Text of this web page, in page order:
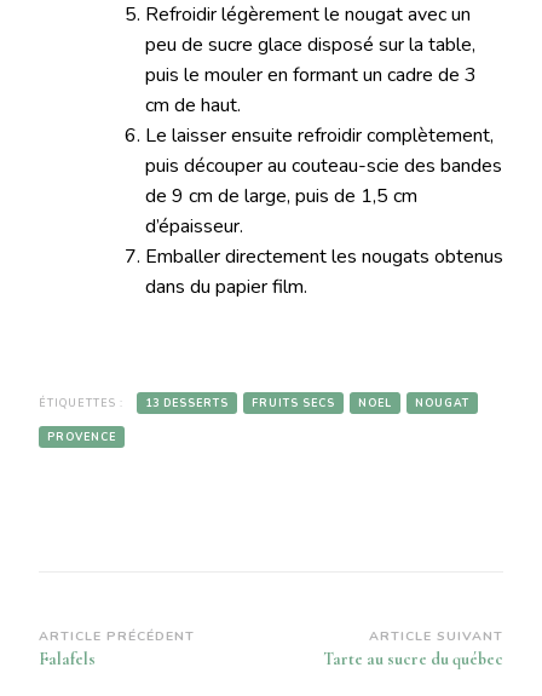
Refroidir légèrement le nougat avec un
peu de sucre glace disposé sur la table,
puis le mouler en formant un cadre de 3
cm de haut.
Le laisser ensuite refroidir complètement,
puis découper au couteau-scie des bandes
de 9 cm de large, puis de 1,5 cm
d’épaisseur.
Emballer directement les nougats obtenus
dans du papier film.
ÉTIQUETTES : 13 DESSERTS FRUITS SECS NOEL NOUGAT
PROVENCE
Navigation
d’article
ARTICLE PRÉCÉDENT
Falafels
ARTICLE SUIVANT
Tarte au sucre du québec